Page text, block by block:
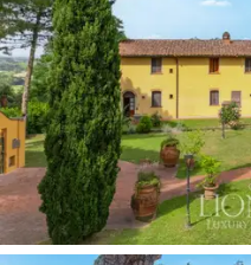
細緻關懷和深深的尊重。
主別墅擁有11套不同
2套三房公寓、1套四
公寓均採用鄉村風格
備現代化的舒適設施
和舒適的臥室，非常
客。